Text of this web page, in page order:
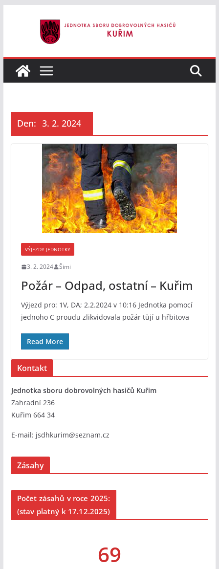
Den: 3. 2. 2024
VÝJEZDY JEDNOTKY
3. 2. 2024 Šimi
Požár – Odpad, ostatní – Kuřim
Výjezd pro: 1V, DA; 2.2.2024 v 10:16 Jednotka pomocí
jednoho C proudu zlikvidovala požár tůjí u hřbitova
Read More
Kontakt
Jednotka sboru dobrovolných hasičů Kuřim
Zahradní 236
Kuřim 664 34
E-mail: jsdhkurim@seznam.cz
Zásahy
Počet zásahů v roce 2025:
(stav platný k 17.12.2025)
69